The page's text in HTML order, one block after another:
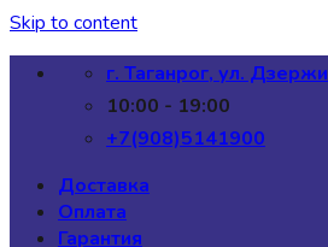
Skip to content
г. Таганрог, ул.
10:00 - 19:00
+7(908)5141900
Доставка
Оплата
Гарантия